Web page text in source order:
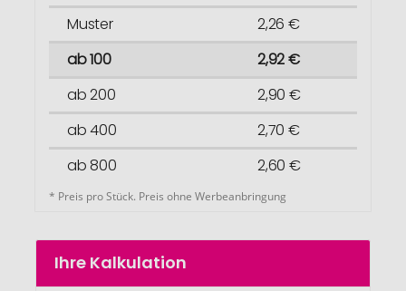
Muster
2,26 €
ab 100
2,92 €
ab 200
2,90 €
ab 400
2,70 €
ab 800
2,60 €
* Preis pro Stück. Preis ohne Werbeanbringung
Ihre Kalkulation